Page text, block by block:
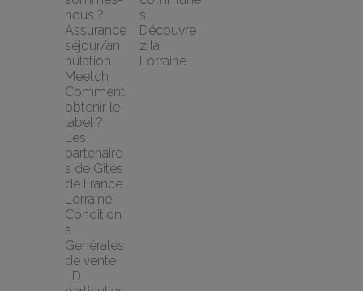
nous ?
Assurance
séjour/an
nulation
Meetch
Comment
obtenir le
label ?
Les
partenaire
s de Gîtes
de France
Lorraine
Condition
s
Générales
de vente
LD
s
Découvre
z la
Lorraine